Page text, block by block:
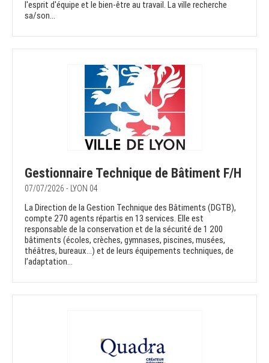
l'esprit d'équipe et le bien-être au travail. La ville recherche
sa/son...
Gestionnaire Technique de Bâtiment F/H
07/07/2026 - LYON 04
La Direction de la Gestion Technique des Bâtiments (DGTB),
compte 270 agents répartis en 13 services. Elle est
responsable de la conservation et de la sécurité de 1 200
bâtiments (écoles, crèches, gymnases, piscines, musées,
théâtres, bureaux…) et de leurs équipements techniques, de
l’adaptation...